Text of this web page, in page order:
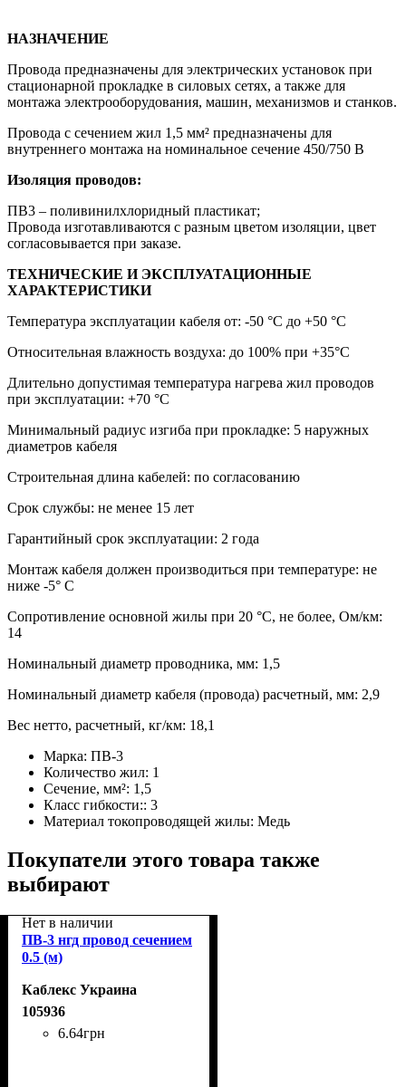
НАЗНАЧЕНИЕ
Провода предназначены для электрических установок при
стационарной прокладке в силовых сетях, а также для
монтажа электрооборудования, машин, механизмов и станков.
Провода с сечением жил 1,5 мм² предназначены для
внутреннего монтажа на номинальное сечение 450/750 В
Изоляция проводов:
ПВ3 – поливинилхлоридный пластикат;
Провода изготавливаются с разным цветом изоляции, цвет
согласовывается при заказе.
ТЕХНИЧЕСКИЕ И ЭКСПЛУАТАЦИОННЫЕ
ХАРАКТЕРИСТИКИ
Температура эксплуатации кабеля от: -50 °С до +50 °С
Относительная влажность воздуха: до 100% при +35°С
Длительно допустимая температура нагрева жил проводов
при эксплуатации: +70 °С
Минимальный радиус изгиба при прокладке: 5 наружных
диаметров кабеля
Строительная длина кабелей: по согласованию
Срок службы: не менее 15 лет
Гарантийный срок эксплуатации: 2 года
Монтаж кабеля должен производиться при температуре: не
ниже -5° С
Сопротивление основной жилы при 20 °C, не более, Ом/км:
14
Номинальный диаметр проводника, мм: 1,5
Номинальный диаметр кабеля (провода) расчетный, мм: 2,9
Вес нетто, расчетный, кг/км: 18,1
Марка: ПВ-3
Количество жил: 1
Сечение, мм²: 1,5
Класс гибкости:: 3
Материал токопроводящей жилы: Медь
Покупатели этого товара также
выбирают
Нет в наличии
ПВ-3 нгд провод сечением
0.5 (м)
Каблекс Украина
105936
6.64грн